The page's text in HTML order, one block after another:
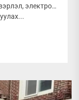
электрон,